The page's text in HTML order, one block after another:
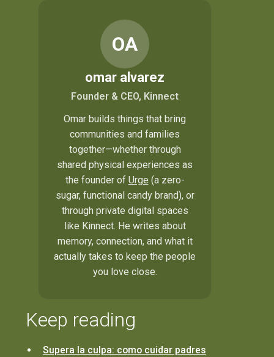
OA
omar alvarez
Founder & CEO, Kinnect
Omar builds things that bring
communities and families
together—whether through
shared physical experiences as
the founder of Urge (a zero-
sugar, functional candy brand), or
through private digital spaces
like Kinnect. He writes about
memory, connection, and what it
actually takes to keep the people
you love close.
Keep reading
Supera la culpa: como cuidar padres